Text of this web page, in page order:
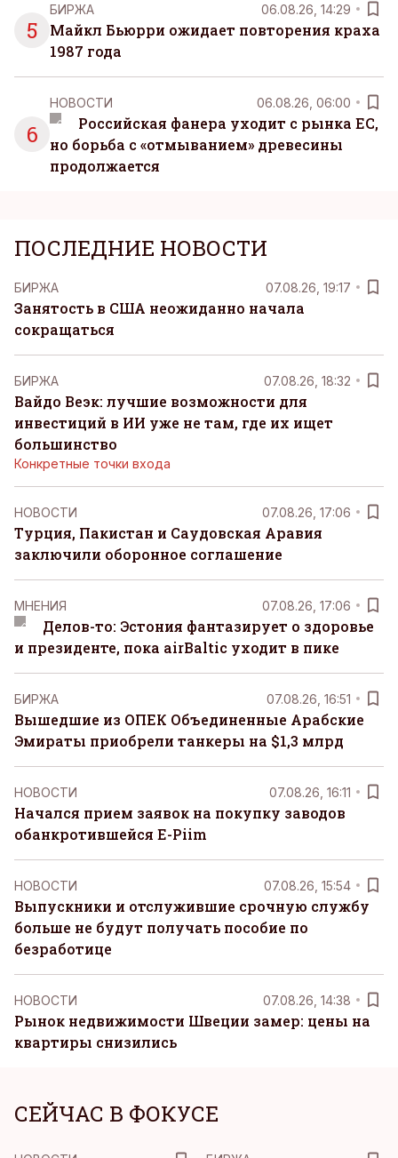
5
БИРЖА 06.08.26, 14:29
Майкл Бьюрри ожидает повторения краха
1987 года
6
НОВОСТИ 06.08.26, 06:00
Российская фанера уходит с рынка ЕС,
но борьба с «отмыванием» древесины
продолжается
ПОСЛЕДНИЕ НОВОСТИ
БИРЖА 07.08.26, 19:17
Занятость в США неожиданно начала
сокращаться
БИРЖА 07.08.26, 18:32
Вайдо Веэк: лучшие возможности для
инвестиций в ИИ уже не там, где их ищет
большинство
Конкретные точки входа
НОВОСТИ 07.08.26, 17:06
Турция, Пакистан и Саудовская Аравия
заключили оборонное соглашение
MНЕНИЯ 07.08.26, 17:06
Делов-то: Эстония фантазирует о здоровье
и президенте, пока airBaltic уходит в пике
БИРЖА 07.08.26, 16:51
Вышедшие из ОПЕК Объединенные Арабские
Эмираты приобрели танкеры на $1,3 млрд
НОВОСТИ 07.08.26, 16:11
Начался прием заявок на покупку заводов
обанкротившейся E-Piim
НОВОСТИ 07.08.26, 15:54
Выпускники и отслужившие срочную службу
больше не будут получать пособие по
безработице
НОВОСТИ 07.08.26, 14:38
Рынок недвижимости Швеции замер: цены на
квартиры снизились
СЕЙЧАС В ФОКУСЕ